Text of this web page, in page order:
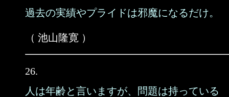
過去の実績やプライドは邪魔になるだけ。
（ 池山隆寛 ）
26.
人は年齢と言いますが、問題は持っている